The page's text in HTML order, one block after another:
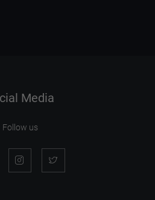
Media
Follow us